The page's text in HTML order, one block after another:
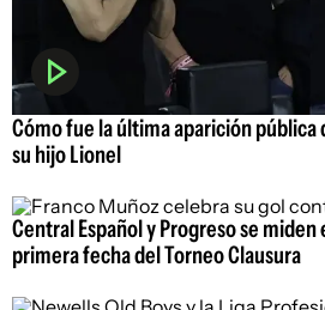
Cómo fue la última aparición pública
su hijo Lionel
Central Español y Progreso se
primera fecha del Torneo Clausura